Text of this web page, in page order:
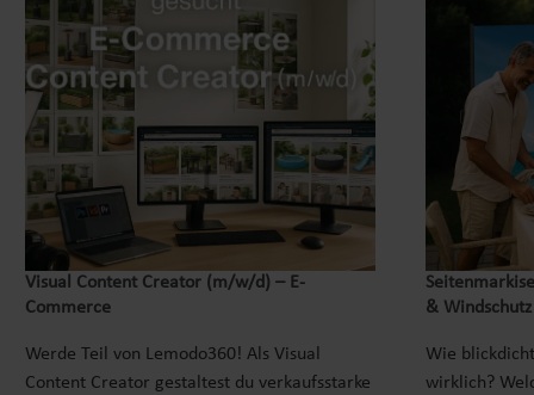
Visual Content Creator (m/w/d) – E-
Commerce
Werde Teil von Lemodo360! Als Visual
Content Creator gestaltest du verkaufsstarke
& Windschutz
Wie
wirklich?